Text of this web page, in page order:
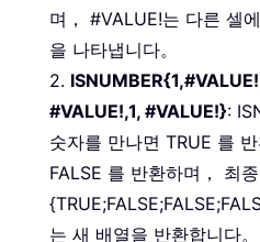
며， #VALUE!는 다른 셀
을 나타냅니다。
2.
#VALUE!,1, #VALUE!}:
숫자를 만나면 TRUE 를
FALSE 를 반환하며， 최
는 새 배열을 반환합니다。